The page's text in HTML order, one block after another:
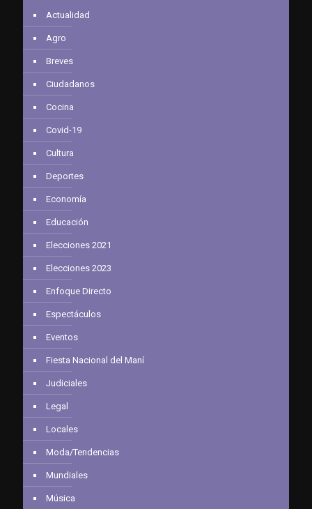
Actualidad
Agro
Breves
Ciudadanos
Cocina
Covid-19
Cultura
Deportes
Economía
Educación
Elecciones 2021
Elecciones 2023
Enfoque Directo
Espectáculos
Eventos
Fiesta Nacional del Maní
Judiciales
Legal
Locales
Moda/Tendencias
Mundiales
Música